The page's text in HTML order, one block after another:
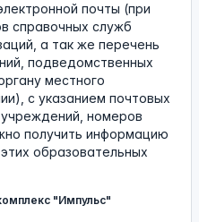
почты (при
справочных служб
а так же перечень
подведомственных
местного
с указанием почтовых
номеров
получить информацию
образовательных
"Импульс"